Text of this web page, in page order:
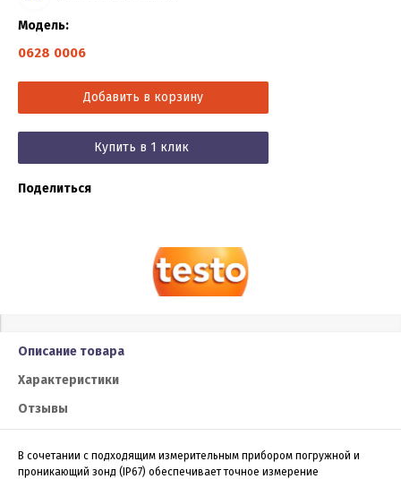
Модель:
0628 0006
Добавить в корзину
Купить в 1 клик
Поделиться
Описание товара
Характеристики
Отзывы
В сочетании с подходящим измерительным прибором погружной и
проникающий зонд (IP67) обеспечивает точное измерение